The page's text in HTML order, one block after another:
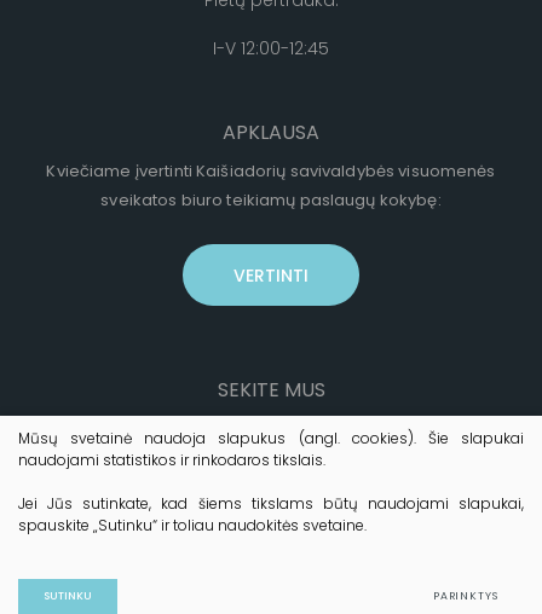
I-V 12:00-12:45
APKLAUSA
Kviečiame įvertinti Kaišiadorių savivaldybės visuomenės
sveikatos biuro teikiamų paslaugų kokybę:
VERTINTI
SEKITE MUS
© 2026 Kaišiadorių VSB. Visos teisės saugomos.
Mūsų svetainė naudoja slapukus (angl. cookies). Šie slapukai
naudojami statistikos ir rinkodaros tikslais.
Jei Jūs sutinkate, kad šiems tikslams būtų naudojami slapukai,
spauskite „Sutinku“ ir toliau naudokitės svetaine.
SUTINKU PARINKTYS